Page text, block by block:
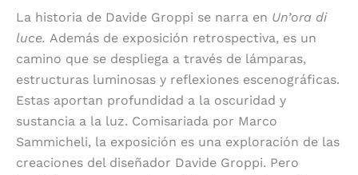
La historia de Davide Groppi se narra en Un’ora di
luce. Además de exposición retrospectiva, es un
camino que se despliega a través de lámparas,
estructuras luminosas y reflexiones escenográficas.
Estas aportan profundidad a la oscuridad y
sustancia a la luz. Comisariada por Marco
Sammicheli, la exposición es una exploración de las
creaciones del diseñador Davide Groppi. Pero